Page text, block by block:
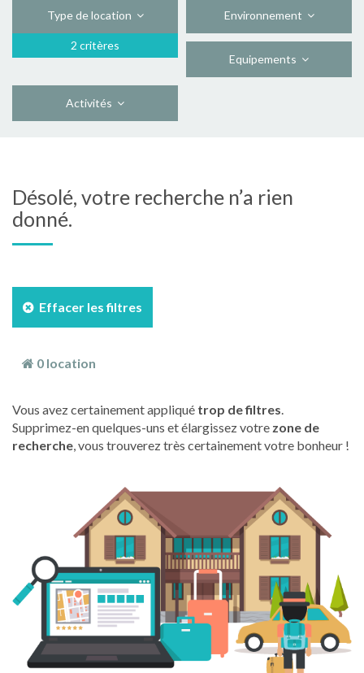
Type de location
2 critères
Environnement
Equipements
Activités
Désolé, votre recherche n’a rien
donné.
Effacer les filtres
0 location
Vous avez certainement appliqué trop de filtres.
Supprimez-en quelques-uns et élargissez votre zone de
recherche, vous trouverez très certainement votre bonheur !